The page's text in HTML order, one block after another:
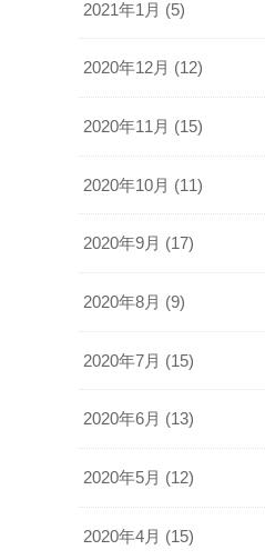
2021年1月 (5)
2020年12月 (12)
2020年11月 (15)
2020年10月 (11)
2020年9月 (17)
2020年8月 (9)
2020年7月 (15)
2020年6月 (13)
2020年5月 (12)
2020年4月 (15)